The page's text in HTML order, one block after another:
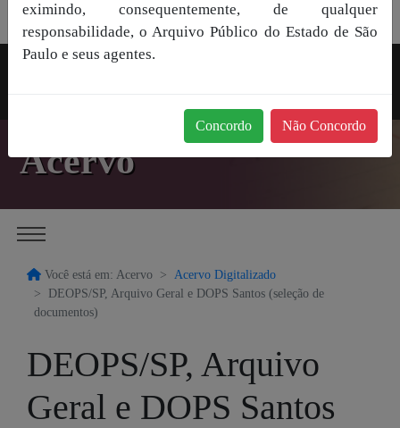
/governosp
Acervo
Você está em: Acervo
Acervo Digitalizado
DEOPS/SP, Arquivo Geral e DOPS Santos (seleção de
documentos)
DEOPS/SP, Arquivo
Geral e DOPS Santos
eximindo, consequentemente, de qualquer
responsabilidade, o Arquivo Público do Estado de São
Paulo e seus agentes.
Concordo Não Concordo